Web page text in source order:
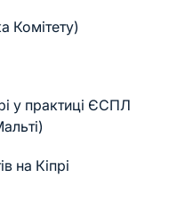
Комітету)
у практиці ЄСПЛ
на Кіпрі